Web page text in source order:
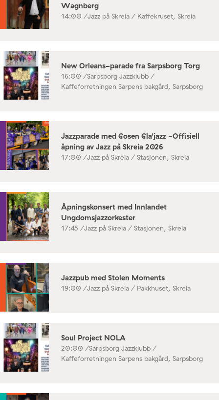
Wagnberg
14:00 /Jazz på Skreia / Kaffekruset, Skreia
New Orleans-parade fra Sarpsborg Torg
16:00 /Sarpsborg Jazzklubb /
Kaffeforretningen Sarpens bakgård, Sarpsborg
Jazzparade med Gosen Gla’jazz -Offisiell
åpning av Jazz på Skreia 2026
17:00 /Jazz på Skreia / Stasjonen, Skreia
Åpningskonsert med Innlandet
Ungdomsjazzorkester
17:45 /Jazz på Skreia / Stasjonen, Skreia
Jazzpub med Stolen Moments
19:00 /Jazz på Skreia / Pakkhuset, Skreia
Soul Project NOLA
20:00 /Sarpsborg Jazzklubb /
Kaffeforretningen Sarpens bakgård, Sarpsborg